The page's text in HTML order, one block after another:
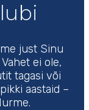
just Sinu
ei ole,
tagasi või
aastaid –